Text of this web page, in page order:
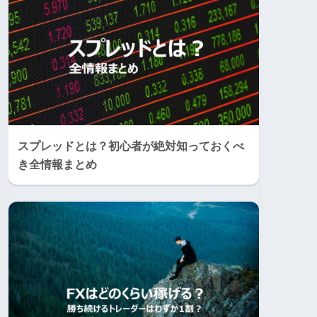
スプレッドとは？初心者が絶対知っておくべ
き全情報まとめ